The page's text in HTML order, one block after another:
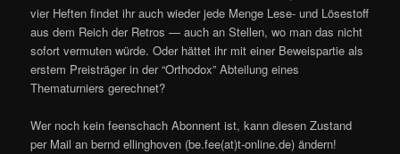
vier Heften findet ihr auch wieder jede Menge Lese- und Lösestoff
aus dem Reich der Retros — auch an Stellen, wo man das nicht
sofort vermuten würde. Oder hättet ihr mit einer Beweispartie als
erstem Preisträger in der “Orthodox” Abteilung eines
Thematurniers gerechnet?
Wer noch kein feenschach Abonnent ist, kann diesen Zustand
per Mail an bernd ellinghoven (be.fee(at)t-online.de) ändern!